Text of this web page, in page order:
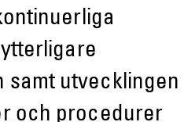
samt utvecklingen
och procedurer